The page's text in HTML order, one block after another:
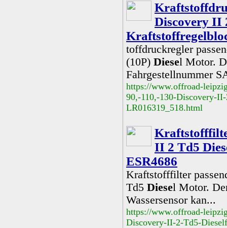
Discovery II
toffdruckregler
(10P) Diesel Motor.
Fahrgestellnummer
https://www.offroad-
90,-110,-130-Discovery-
LR016319_518.html
II 2 Td5
ESR4686
Kraftstofffilter
Td5 Diesel Motor.
Wassersensor kan...
https://www.offroad-
Discovery-II-2-Td5-